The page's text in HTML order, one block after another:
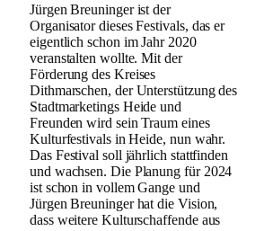
Jürgen Breuninger ist der
Organisator dieses Festivals, das er
eigentlich schon im Jahr 2020
veranstalten wollte. Mit der
Förderung des Kreises
Dithmarschen, der Unterstützung des
Stadtmarketings Heide und
Freunden wird sein Traum eines
Kulturfestivals in Heide, nun wahr.
Das Festival soll jährlich stattfinden
und wachsen. Die Planung für 2024
ist schon in vollem Gange und
Jürgen Breuninger hat die Vision,
dass weitere Kulturschaffende aus